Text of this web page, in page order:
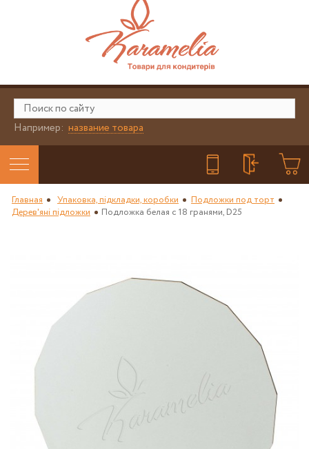
Например: название товара
Главная Упаковка, підкладки, коробки
Подложки под торт
Дерев'яні підложки
Подложка белая с 18 гранями, D25